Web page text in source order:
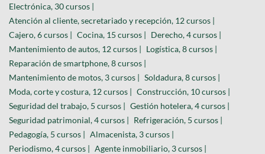
Electrónica, 30 cursos |
Atención al cliente, secretariado y recepción, 12 cursos |
Cajero, 6 cursos | Cocina, 15 cursos | Derecho, 4 cursos |
Mantenimiento de autos, 12 cursos | Logística, 8 cursos |
Reparación de smartphone, 8 cursos |
Mantenimiento de motos, 3 cursos | Soldadura, 8 cursos |
Moda, corte y costura, 12 cursos | Construcción, 10 cursos |
Seguridad del trabajo, 5 cursos | Gestión hotelera, 4 cursos |
Seguridad patrimonial, 4 cursos | Refrigeración, 5 cursos |
Pedagogía, 5 cursos | Almacenista, 3 cursos |
Periodismo, 4 cursos | Agente inmobiliario, 3 cursos |